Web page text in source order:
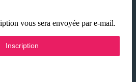
vous sera envoyée par e-mail.